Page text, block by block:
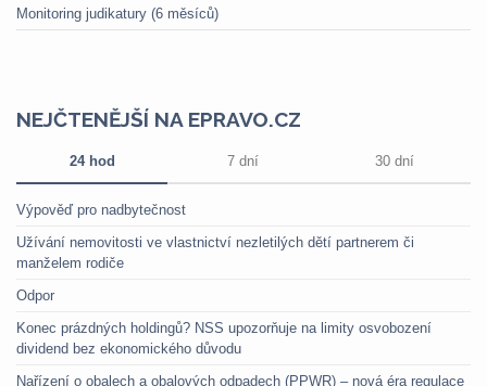
Monitoring judikatury (6 měsíců)
NEJČTENĚJŠÍ NA EPRAVO.CZ
24 hod 7 dní 30 dní
Výpověď pro nadbytečnost
Užívání nemovitosti ve vlastnictví nezletilých dětí partnerem či
manželem rodiče
Odpor
Konec prázdných holdingů? NSS upozorňuje na limity osvobození
dividend bez ekonomického důvodu
Nařízení o obalech a obalových odpadech (PPWR) – nová éra regulace